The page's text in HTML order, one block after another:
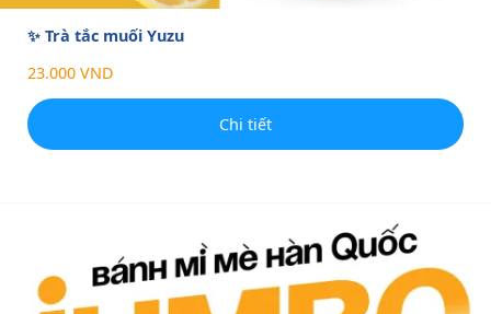
✨ Trà tắc muối Yuzu
23.000 VND
Chi tiết